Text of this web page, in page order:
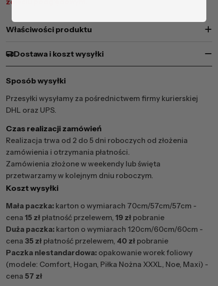
Właściwości produktu
Dostawa i koszt wysyłki
Sposób wysyłki
Przesyłki wysyłamy za pośrednictwem firmy kurierskiej
DHL oraz UPS.
Czas realizacji zamówień
Realizacja trwa od 2 do 5 dni roboczych od złożenia
zamówienia i otrzymania płatności.
Zamówienia złożone w weekendy lub święta
przetwarzamy w kolejnym dniu roboczym.
Koszt wysyłki
Mała paczka: karton o wymiarach 70cm/57cm/57cm -
cena 15 zł płatność przelewem, 19 zł pobranie
Duża paczka: karton o wymiarach 120cm/60cm/60cm -
cena 35 zł płatność przelewem, 40 zł pobranie
Paczka niestandardowa: opakowanie worek foliowy
(modele: Comfort, Hogan, Piłka Nożna XXXL, Noe, Maxi) -
cena 57 zł